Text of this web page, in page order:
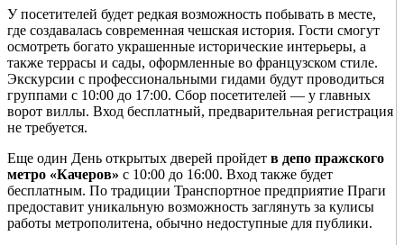
У посетителей будет редкая возможность побывать в месте,
где создавалась современная чешская история. Гости смогут
осмотреть богато украшенные исторические интерьеры, а
также террасы и сады, оформленные во французском стиле.
Экскурсии с профессиональными гидами будут проводиться
группами с 10:00 до 17:00. Сбор посетителей — у главных
ворот виллы. Вход бесплатный, предварительная регистрация
не требуется.
Еще один День открытых дверей пройдет в депо пражского
метро «Качеров» с 10:00 до 16:00. Вход также будет
бесплатным. По традиции Транспортное предприятие Праги
предоставит уникальную возможность заглянуть за кулисы
работы метрополитена, обычно недоступные для публики.